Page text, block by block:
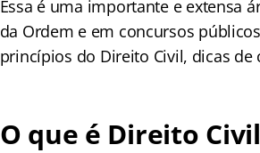
Essa é uma importante e extensa
da Ordem e em concursos
princípios do Direito Civil, dicas de
O que é Direito